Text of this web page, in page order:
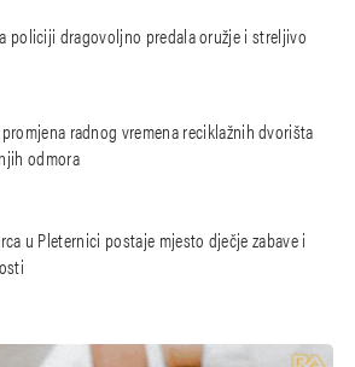
policiji dragovoljno predala oružje i streljivo
radnog vremena reciklažnih dvorišta
odmora
u Pleternici postaje mjesto dječje zabave i